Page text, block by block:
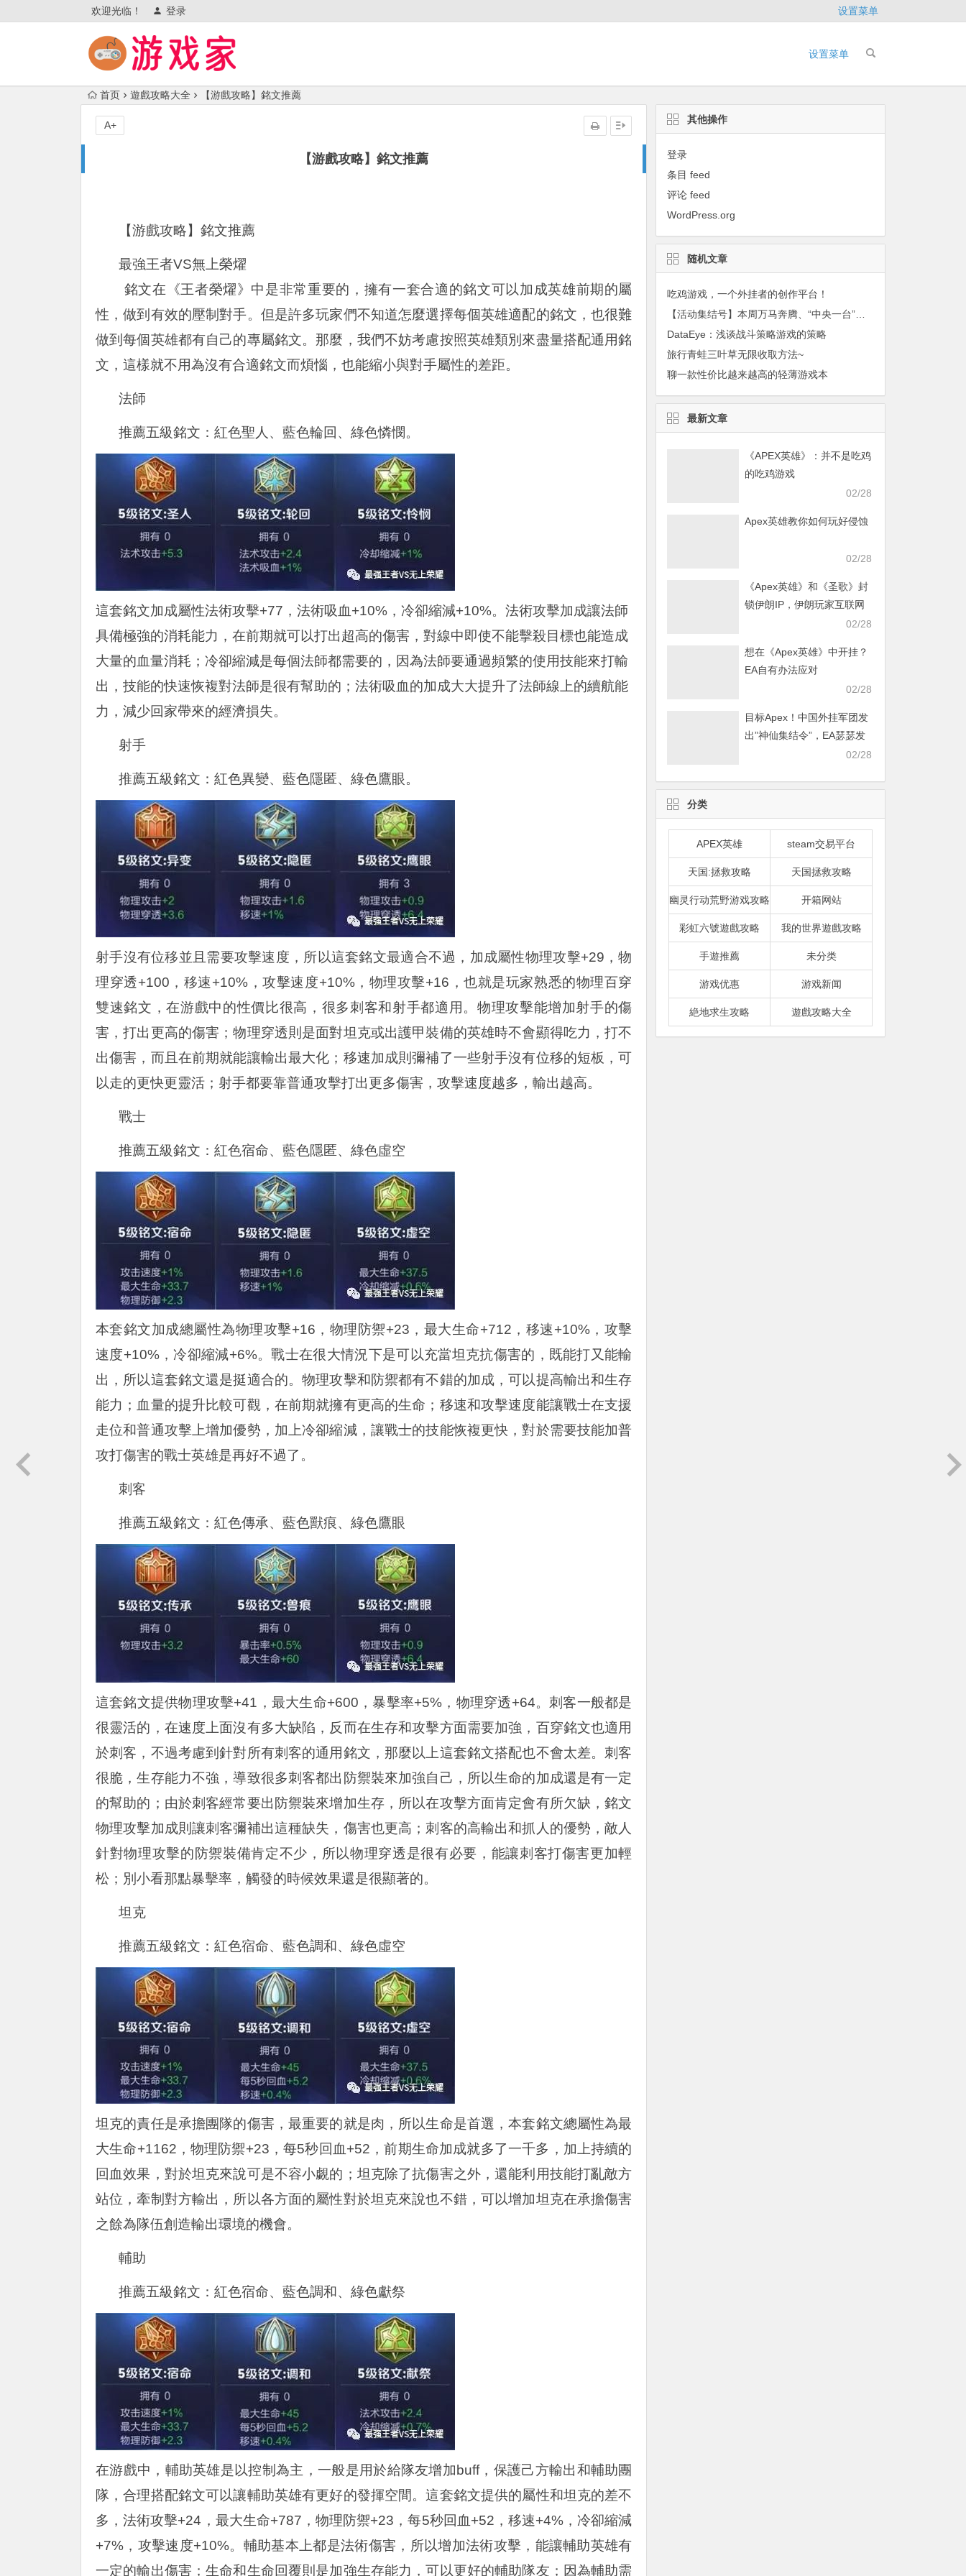
欢迎光临！ 登录 设置菜单
设置菜单
首页 遊戲攻略大全 【游戲攻略】銘文推薦
【游戲攻略】銘文推薦
A+
【游戲攻略】銘文推薦
最強王者VS無上榮燿
銘文在《王者榮燿》中是非常重要的，擁有一套合適的銘文可以加成英雄前期的屬
性，做到有效的壓制對手。但是許多玩家們不知道怎麼選擇每個英雄適配的銘文，也很難
做到每個英雄都有自己的專屬銘文。那麼，我們不妨考慮按照英雄類別來盡量搭配通用銘
文，這樣就不用為沒有合適銘文而煩惱，也能縮小與對手屬性的差距。
法師
推薦五級銘文：紅色聖人、藍色輪回、綠色憐憫。
這套銘文加成屬性法術攻擊+77，法術吸血+10%，冷卻縮減+10%。法術攻擊加成讓法師
具備極強的消耗能力，在前期就可以打出超高的傷害，對線中即使不能擊殺目標也能造成
大量的血量消耗；冷卻縮減是每個法師都需要的，因為法師要通過頻繁的使用技能來打輸
出，技能的快速恢複對法師是很有幫助的；法術吸血的加成大大提升了法師線上的續航能
力，減少回家帶來的經濟損失。
射手
推薦五級銘文：紅色異變、藍色隱匿、綠色鷹眼。
射手沒有位移並且需要攻擊速度，所以這套銘文最適合不過，加成屬性物理攻擊+29，物
理穿透+100，移速+10%，攻擊速度+10%，物理攻擊+16，也就是玩家熟悉的物理百穿
雙速銘文，在游戲中的性價比很高，很多刺客和射手都適用。物理攻擊能增加射手的傷
害，打出更高的傷害；物理穿透則是面對坦克或出護甲裝備的英雄時不會顯得吃力，打不
出傷害，而且在前期就能讓輸出最大化；移速加成則彌補了一些射手沒有位移的短板，可
以走的更快更靈活；射手都要靠普通攻擊打出更多傷害，攻擊速度越多，輸出越高。
戰士
推薦五級銘文：紅色宿命、藍色隱匿、綠色虛空
本套銘文加成總屬性為物理攻擊+16，物理防禦+23，最大生命+712，移速+10%，攻擊
速度+10%，冷卻縮減+6%。戰士在很大情況下是可以充當坦克抗傷害的，既能打又能輸
出，所以這套銘文還是挺適合的。物理攻擊和防禦都有不錯的加成，可以提高輸出和生存
能力；血量的提升比較可觀，在前期就擁有更高的生命；移速和攻擊速度能讓戰士在支援
走位和普通攻擊上增加優勢，加上冷卻縮減，讓戰士的技能恢複更快，對於需要技能加普
攻打傷害的戰士英雄是再好不過了。
刺客
推薦五級銘文：紅色傳承、藍色獸痕、綠色鷹眼
這套銘文提供物理攻擊+41，最大生命+600，暴擊率+5%，物理穿透+64。刺客一般都是
很靈活的，在速度上面沒有多大缺陷，反而在生存和攻擊方面需要加強，百穿銘文也適用
於刺客，不過考慮到針對所有刺客的通用銘文，那麼以上這套銘文搭配也不會太差。刺客
很脆，生存能力不強，導致很多刺客都出防禦裝來加強自己，所以生命的加成還是有一定
的幫助的；由於刺客經常要出防禦裝來增加生存，所以在攻擊方面肯定會有所欠缺，銘文
物理攻擊加成則讓刺客彌補出這種缺失，傷害也更高；刺客的高輸出和抓人的優勢，敵人
針對物理攻擊的防禦裝備肯定不少，所以物理穿透是很有必要，能讓刺客打傷害更加輕
松；別小看那點暴擊率，觸發的時候效果還是很顯著的。
坦克
推薦五級銘文：紅色宿命、藍色調和、綠色虛空
坦克的責任是承擔團隊的傷害，最重要的就是肉，所以生命是首選，本套銘文總屬性為最
大生命+1162，物理防禦+23，每5秒回血+52，前期生命加成就多了一千多，加上持續的
回血效果，對於坦克來說可是不容小覷的；坦克除了抗傷害之外，還能利用技能打亂敵方
站位，牽制對方輸出，所以各方面的屬性對於坦克來說也不錯，可以增加坦克在承擔傷害
之餘為隊伍創造輸出環境的機會。
輔助
推薦五級銘文：紅色宿命、藍色調和、綠色獻祭
在游戲中，輔助英雄是以控制為主，一般是用於給隊友增加buff，保護己方輸出和輔助團
隊，合理搭配銘文可以讓輔助英雄有更好的發揮空間。這套銘文提供的屬性和坦克的差不
多，法術攻擊+24，最大生命+787，物理防禦+23，每5秒回血+52，移速+4%，冷卻縮減
+7%，攻擊速度+10%。輔助基本上都是法術傷害，所以增加法術攻擊，能讓輔助英雄有
一定的輸出傷害；生命和生命回覆則是加強生存能力，可以更好的輔助隊友；因為輔助需
其他操作
登录
条目 feed
评论 feed
WordPress.org
随机文章
吃鸡游戏，一个外挂者的创作平台！
【活动集结号】本周万马奔腾、“中央一台”天气预报员、中华小茶人….等精彩活动等你来参加！
DataEye：浅谈战斗策略游戏的策略
旅行青蛙三叶草无限收取方法~
聊一款性价比越来越高的轻薄游戏本
最新文章
《APEX英雄》：并不是吃鸡
的吃鸡游戏
02/28
Apex英雄教你如何玩好侵蚀
02/28
《Apex英雄》和《圣歌》封
锁伊朗IP，伊朗玩家互联网
02/28
想在《Apex英雄》中开挂？
EA自有办法应对
02/28
目标Apex！中国外挂军团发
出”神仙集结令”，EA瑟瑟发
02/28
分类
APEX英雄 steam交易平台
天国:拯救攻略 天国拯救攻略
幽灵行动荒野游戏攻略 开箱网站
彩虹六號遊戲攻略 我的世界遊戲攻略
手遊推薦 未分类
游戏优惠 游戏新闻
絶地求生攻略 遊戲攻略大全